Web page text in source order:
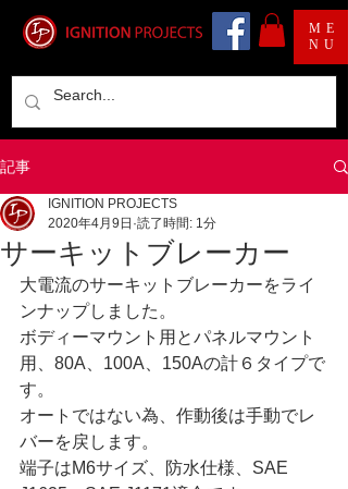
ME
NU
記事
サーキットブレーカー
IGNITION PROJECTS
2020年4月9日 読了時間: 1分
大電流のサーキットブレーカーをライ
ンナップしました。
ボディーマウント用とパネルマウント
用、80A、100A、150Aの計６タイプで
す。
オートではない為、作動後は手動でレ
バーを戻します。
端子はM6サイズ、防水仕様、SAE